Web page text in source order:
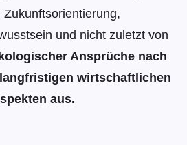
Zukunftsorientierung,
und nicht zuletzt von
Ansprüche nach
wirtschaftlichen
aus.